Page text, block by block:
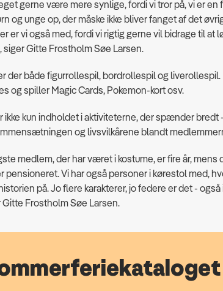
gerne være mere synlige, fordi vi tror på, vi er en
og unge op, der måske ikke bliver fanget af det
er vi også med, fordi vi rigtig gerne vil bidrage til
siger Gitte Frostholm Søe Larsen.
der både figurrollespil, bordrollespil og
og spiller Magic Cards, Pokemon-kort osv.
ikke kun indholdet i aktiviteterne, der spænder bredt
og livsvilkårene blandt
medlem, der har været i kostume, er fire år,
pensioneret. Vi har også personer i kørestol med,
på. Jo flere karakterer, jo federe er det -
Frostholm Søe Larsen.